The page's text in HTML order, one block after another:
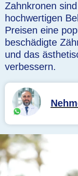
Zahnkronen
hochwertigen
Preisen eine
beschädigte
und das
verbessern.